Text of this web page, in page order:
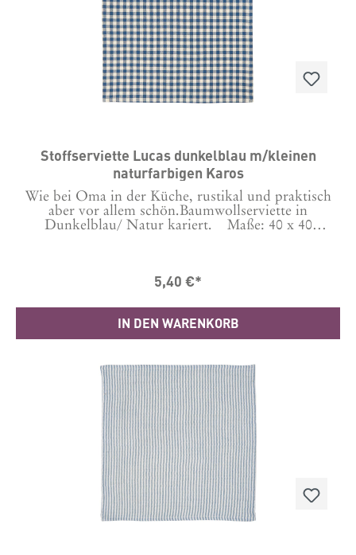
Stoffserviette Lucas dunkelblau m/kleinen
naturfarbigen Karos
Wie bei Oma in der Küche, rustikal und praktisch
aber vor allem schön.Baumwollserviette in
Dunkelblau/ Natur kariert. Maße: 40 x 40
5,40 €*
IN DEN WARENKORB